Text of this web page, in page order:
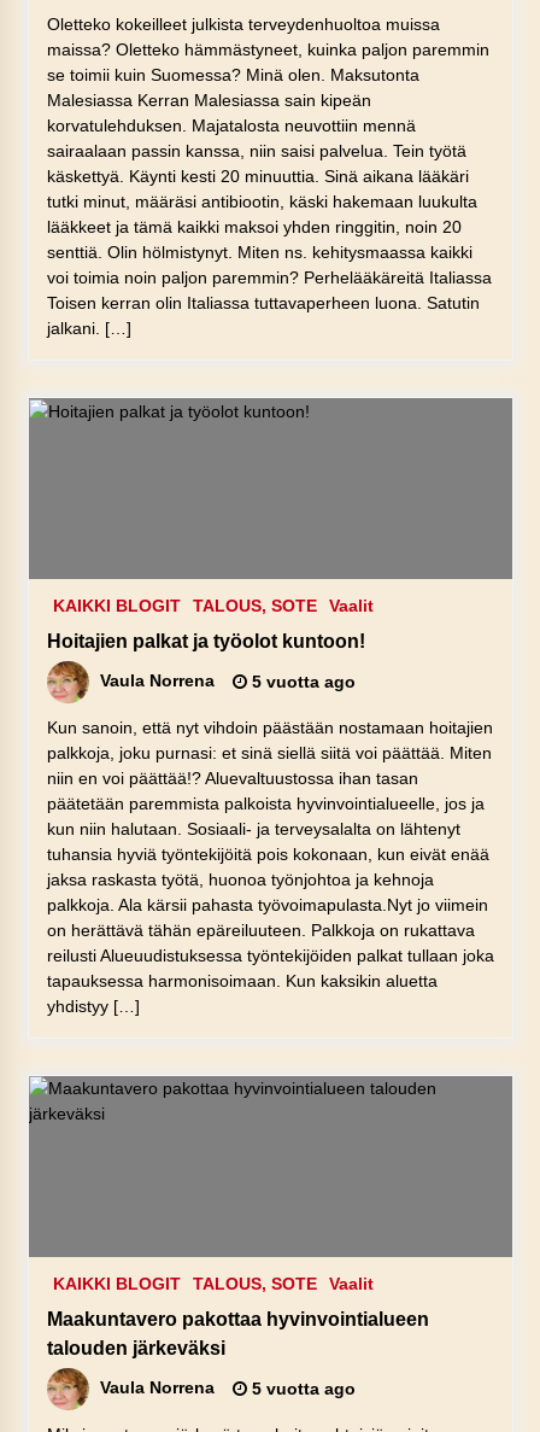
Oletteko kokeilleet julkista terveydenhuoltoa muissa
maissa? Oletteko hämmästyneet, kuinka paljon paremmin
se toimii kuin Suomessa? Minä olen. Maksutonta
Malesiassa Kerran Malesiassa sain kipeän
korvatulehduksen. Majatalosta neuvottiin mennä
sairaalaan passin kanssa, niin saisi palvelua. Tein työtä
käskettyä. Käynti kesti 20 minuuttia. Sinä aikana lääkäri
tutki minut, määräsi antibiootin, käski hakemaan luukulta
lääkkeet ja tämä kaikki maksoi yhden ringgitin, noin 20
senttiä. Olin hölmistynyt. Miten ns. kehitysmaassa kaikki
voi toimia noin paljon paremmin? Perhelääkäreitä Italiassa
Toisen kerran olin Italiassa tuttavaperheen luona. Satutin
jalkani. […]
KAIKKI BLOGIT TALOUS, SOTE Vaalit
Hoitajien palkat ja työolot kuntoon!
Vaula Norrena 5 vuotta ago
Kun sanoin, että nyt vihdoin päästään nostamaan hoitajien
palkkoja, joku purnasi: et sinä siellä siitä voi päättää. Miten
niin en voi päättää!? Aluevaltuustossa ihan tasan
päätetään paremmista palkoista hyvinvointialueelle, jos ja
kun niin halutaan. Sosiaali- ja terveysalalta on lähtenyt
tuhansia hyviä työntekijöitä pois kokonaan, kun eivät enää
jaksa raskasta työtä, huonoa työnjohtoa ja kehnoja
palkkoja. Ala kärsii pahasta työvoimapulasta.Nyt jo viimein
on herättävä tähän epäreiluuteen. Palkkoja on rukattava
reilusti Alueuudistuksessa työntekijöiden palkat tullaan joka
tapauksessa harmonisoimaan. Kun kaksikin aluetta
yhdistyy […]
KAIKKI BLOGIT TALOUS, SOTE Vaalit
Maakuntavero pakottaa hyvinvointialueen
talouden järkeväksi
Vaula Norrena 5 vuotta ago